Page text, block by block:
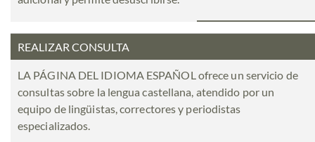
REALIZAR CONSULTA
LA PÁGINA DEL IDIOMA ESPAÑOL ofrece un servicio de
consultas sobre la lengua castellana, atendido por un
equipo de lingüistas, correctores y periodistas
especializados.